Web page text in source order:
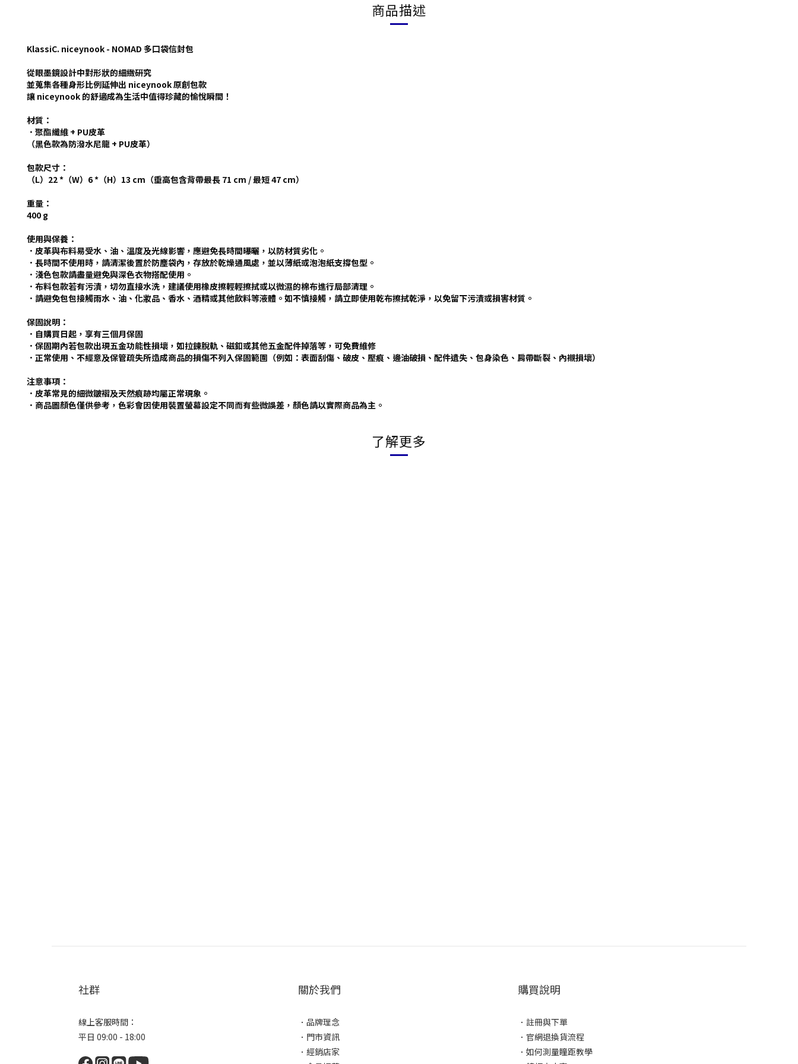
商品描述
KlassiC. niceynook - NOMAD 多口袋信封包
從眼墨鏡設計中對形狀的細緻研究
並蒐集各種身形比例延伸出 niceynook 原創包款
讓 niceynook 的舒適成為生活中值得珍藏的愉悅瞬間！
材質：
． 聚酯纖維 + PU皮革
（黑色款為防潑水尼龍 + PU皮革）
包款尺寸：
（L）22 *（W）6 *（H）13 cm（垂高包含背帶最長 71 cm / 最短 47 cm）
重量：
400 g
使用與保養：
．皮革與布料易受水、油、溫度及光線影響，應避免長時間曝曬，以防材質劣化。
．長時間不使用時，請清潔後置於防塵袋內，存放於乾燥通風處，並以薄紙或泡泡紙支撐包型。
．淺色包款請盡量避免與深色衣物搭配使用。
．布料包款若有污漬，切勿直接水洗，建議使用橡皮擦輕輕擦拭或以微濕的棉布進行局部清理。
．請避免包包接觸雨水、油、化妝品、香水、酒精或其他飲料等液體。如不慎接觸，請立即使用乾布擦拭乾淨，以免留下污漬或損害材質。
保固說明：
．自購買日起，享有三個月保固
．保固期內若包款出現五金功能性損壞，如拉鍊脫軌、磁釦或其他五金配件掉落等，可免費維修
．正常使用、不經意及保管疏失所造成商品的損傷不列入保固範圍（例如：表面刮傷、破皮、壓痕、邊油破損、配件遺失、包身染色、肩帶斷裂、內襯損壞）
注意事項：
． 皮革常見的細微皺褶及天然痕跡均屬正常現象。
． 商品圖顏色僅供參考，色彩會因使用裝置螢幕設定不同而有些微誤差，顏色請以實際商品為主。
了解更多
社群
線上客服時間：
平日 09:00 - 18:00
關於我們
． 品牌理念
． 門市資訊
． 經銷店家
購買說明
． 註冊與下單
． 官網退換貨流程
． 如何測量瞳距教學